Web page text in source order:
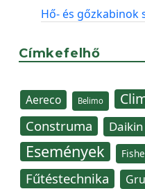
Hő- és gőzkabinok
Címkefelhő
Aereco Belimo
Construma Daikin
Események
Fűtéstechnika